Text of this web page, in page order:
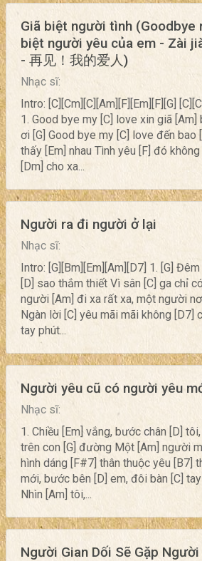
Giã biệt người tình (Goodbye
biệt người yêu của em - Zài
- 再见！我的爱人)
Nhạc sĩ:
Intro: [C][Cm][C][Am][F][Em][F][G]
1. Good bye my [C] love xin giã [Am]
ơi [G] Good bye my [C] love đến bao
thấy [Em] nhau Tình yêu [F] đó
[Dm] cho xa...
Người ra đi người ở lại
Nhạc sĩ:
Intro: [G][Bm][Em][Am][D7] 1. [G]
[D] sao thắm thiết Vì sân [C] ga chỉ
người [Am] đi xa rất xa, một người
Ngàn lời [C] yêu mãi mãi không [D7]
tay phút...
Người yêu cũ có người yêu
Nhạc sĩ:
1. Chiều [Em] vắng, bước chân [D]
trên con [G] đường Một [Am] người
hình dáng [F#7] thân thuộc yêu [B7]
mới, bước bên [D] em, đôi bàn [C]
Nhìn [Am] tôi,...
Người Gian Dối Sẽ Gặp Người